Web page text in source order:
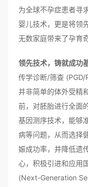
为全球不孕症患者寻
婴儿技术，更是将领
无数家庭带来了孕育
领先技术，铸就成功基
传学诊断/筛查 (PGD/
并非简单的体外受精
前，对胚胎进行全面
基因测序技术，能够
病等问题，从而选择
娠成功率，并降低遗
心，积极引进和应用
(Next-Generation